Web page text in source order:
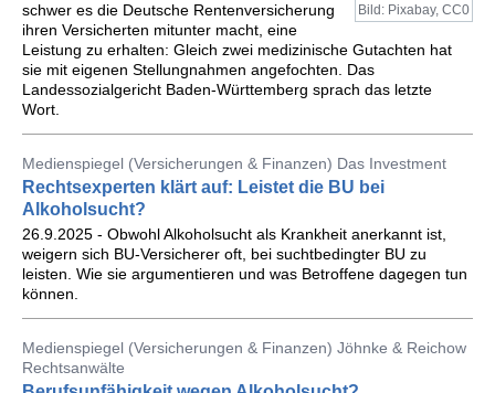
Bild: Pixabay, CC0
schwer es die Deutsche Rentenversicherung
ihren Versicherten mitunter macht, eine
Leistung zu erhalten: Gleich zwei medizinische Gutachten hat
sie mit eigenen Stellungnahmen angefochten. Das
Landessozialgericht Baden-Württemberg sprach das letzte
Wort.
Medienspiegel (Versicherungen & Finanzen) Das Investment
Rechtsexperten klärt auf: Leistet die BU bei
Alkoholsucht?
26.9.2025 - Obwohl Alkoholsucht als Krankheit anerkannt ist,
weigern sich BU-Versicherer oft, bei suchtbedingter BU zu
leisten. Wie sie argumentieren und was Betroffene dagegen tun
können.
Medienspiegel (Versicherungen & Finanzen) Jöhnke & Reichow
Rechtsanwälte